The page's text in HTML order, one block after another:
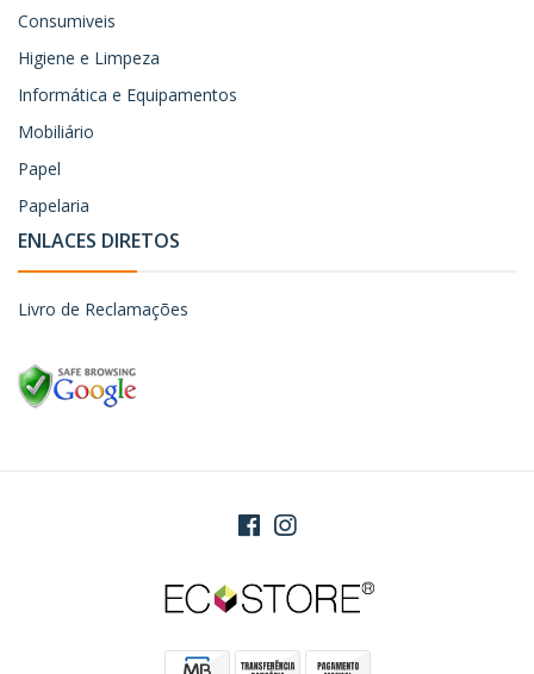
Consumiveis
Higiene e Limpeza
Informática e Equipamentos
Mobiliário
Papel
Papelaria
ENLACES DIRETOS
Livro de Reclamações